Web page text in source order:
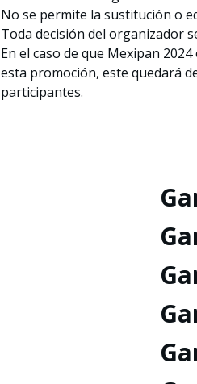
No se permite la sustitución o
Toda decisión del organizador
En el caso de que Mexipan
esta promoción, este quedará
participantes.